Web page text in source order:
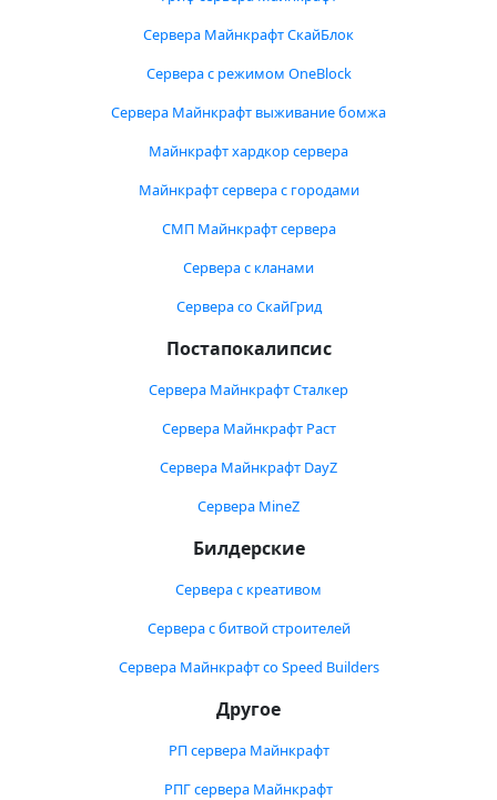
Сервера Майнкрафт СкайБлок
Сервера с режимом OneBlock
Сервера Майнкрафт выживание бомжа
Майнкрафт хардкор сервера
Майнкрафт сервера с городами
СМП Майнкрафт сервера
Сервера с кланами
Сервера со СкайГрид
Постапокалипсис
Сервера Майнкрафт Сталкер
Сервера Майнкрафт Раст
Сервера Майнкрафт DayZ
Сервера MineZ
Билдерские
Сервера с креативом
Сервера с битвой строителей
Сервера Майнкрафт со Speed Builders
Другое
РП сервера Майнкрафт
РПГ сервера Майнкрафт